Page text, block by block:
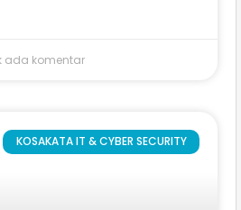
ada komentar
KOSAKATA IT & CYBER SECURITY